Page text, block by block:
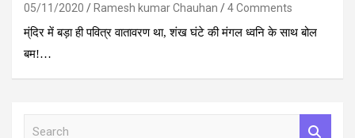
05/11/2020 Ramesh kumar Chauhan
4 Comments
म्ंदिर में बड़ा ही पवित्र वातावरण था, शंख घंटे की मंगल ध्वनि के साथ बोल
बम!…